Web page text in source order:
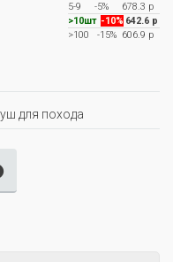
5-9
-5%
678.3 р
>10шт -10% 642.6 р
>100
-15% 606.9 р
для похода